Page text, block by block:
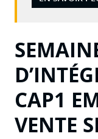
CAP1
VENTE